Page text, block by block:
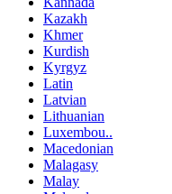
Kazakh
Khmer
Kurdish
Kyrgyz
Latin
Latvian
Lithuanian
Luxembou..
Macedonian
Malagasy
Malay